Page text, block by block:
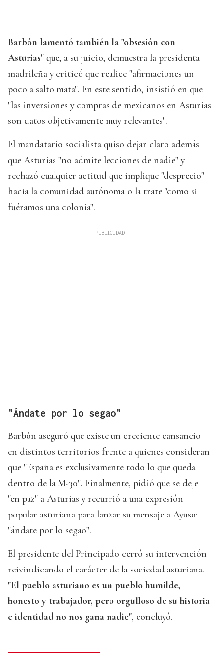
Barbón lamentó también la "obsesión con
Asturias" que, a su juicio, demuestra la presidenta
madrileña y criticó que realice "afirmaciones un
poco a salto mata". En este sentido, insistió en que
"las inversiones y compras de mexicanos en Asturias
son datos objetivamente muy relevantes".
El mandatario socialista quiso dejar claro además
que Asturias "no admite lecciones de nadie" y
rechazó cualquier actitud que implique "desprecio"
hacia la comunidad autónoma o la trate "como si
fuéramos una colonia".
"Ándate por lo segao"
Barbón aseguró que existe un creciente cansancio
en distintos territorios frente a quienes consideran
que "España es exclusivamente todo lo que queda
dentro de la M-30". Finalmente, pidió que se deje
"en paz" a Asturias y recurrió a una expresión
popular asturiana para lanzar su mensaje a Ayuso:
"ándate por lo segao".
El presidente del Principado cerró su intervención
reivindicando el carácter de la sociedad asturiana.
"El pueblo asturiano es un pueblo humilde,
honesto y trabajador, pero orgulloso de su historia
e identidad no nos gana nadie", concluyó.